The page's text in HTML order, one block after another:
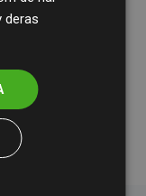
i
för
på att vårt
deras